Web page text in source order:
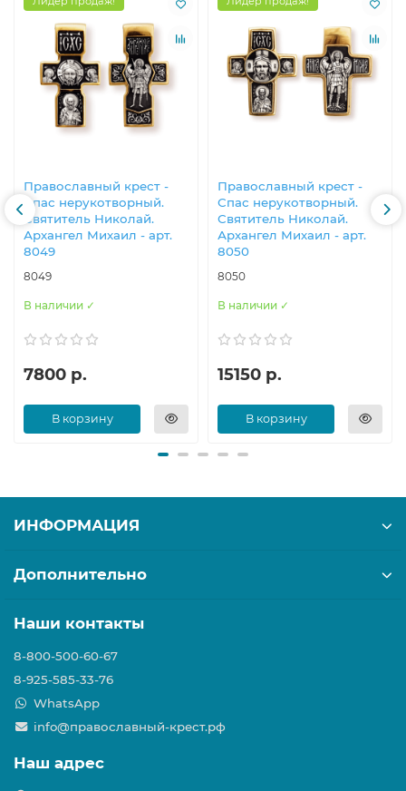
Православны​й крест -
Спас нерукотворн​ый.
Святитель Николай.
Архангел Михаил - арт.
8049
8049
В наличии ✓
7800 р.
В корзину
Православны​й крест -
Спас нерукотворн​ый.
Святитель Николай.
Архангел Михаил - арт.
8050
8050
В наличии ✓
15150 р.
В корзину
ИНФОРМАЦИЯ
Дополнительно
Наши контакты
8-800-500-60-67
8-925-585-33-76
WhatsApp
info@православный-крест.рф
Наш адрес